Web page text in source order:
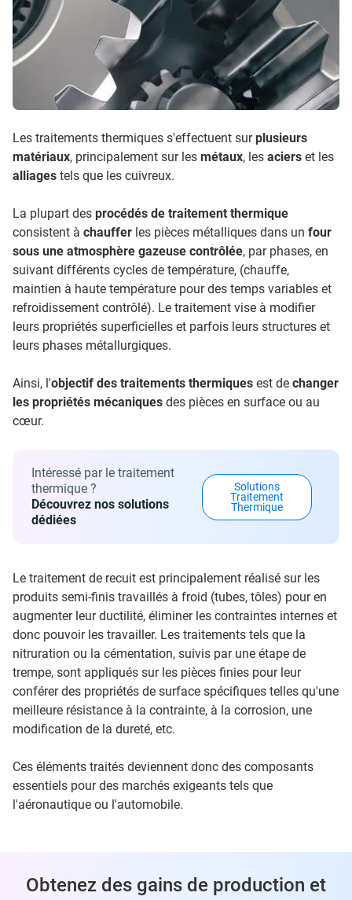
Les traitements thermiques s'effectuent surplusieurs
matériaux, principalement sur les métaux, les aciers et les
alliages tels que les cuivreux.
La plupart des procédés de traitement thermique
consistent à chauffer les pièces métalliques dans un four
sous une atmosphère gazeuse contrôlée, par phases, en
suivant différents cycles de température, (chauffe,
maintien à haute température pour des temps variables et
refroidissement contrôlé). Le traitement vise à modifier
leurs propriétés superficielles et parfois leurs structures et
leurs phases métallurgiques.
Ainsi, l'objectif des traitements thermiques est de changer
les propriétés mécaniques des pièces en surface ou au
cœur.
Intéressé par le traitement
thermique ?
Découvrez nos solutions
dédiées
Solutions
Traitement
Thermique
Le traitement de recuit est principalement réalisé sur les
produits semi-finis travaillés à froid (tubes, tôles) pour en
augmenter leur ductilité, éliminer les contraintes internes et
donc pouvoir les travailler. Les traitements tels que la
nitruration ou la cémentation, suivis par une étape de
trempe, sont appliqués sur les pièces finies pour leur
conférer des propriétés de surface spécifiques telles qu'une
meilleure résistance à la contrainte, à la corrosion, une
modification de la dureté, etc.
Ces éléments traités deviennent donc des composants
essentiels pour des marchés exigeants tels que
l'aéronautique ou l'automobile.
Obtenez des gains de production et